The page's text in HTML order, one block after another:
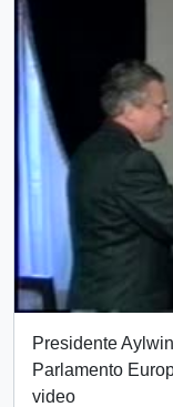
Presidente
Parlamento
video